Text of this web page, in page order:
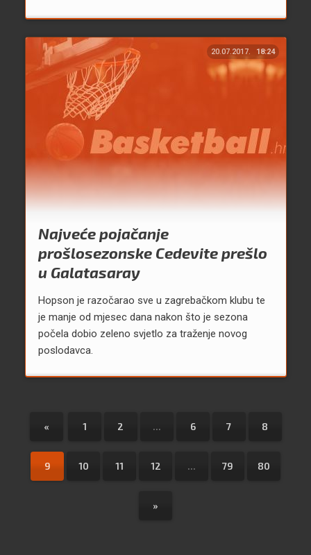
20.07.2017. 18:24
Najveće pojačanje
prošlosezonske Cedevite prešlo
u Galatasaray
Hopson je razočarao sve u zagrebačkom klubu te
je manje od mjesec dana nakon što je sezona
počela dobio zeleno svjetlo za traženje novog
poslodavca.
« 1 2 ... 6 7 8
9 10 11 12 ... 79 80
»